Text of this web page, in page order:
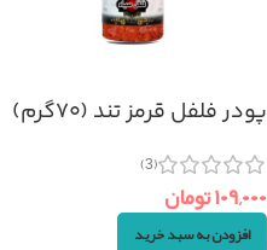
پودر فلفل قرمز تند (۷۰گرم)
(3)
۱۰۹,۰۰۰تومان
افزودن به سبد خرید